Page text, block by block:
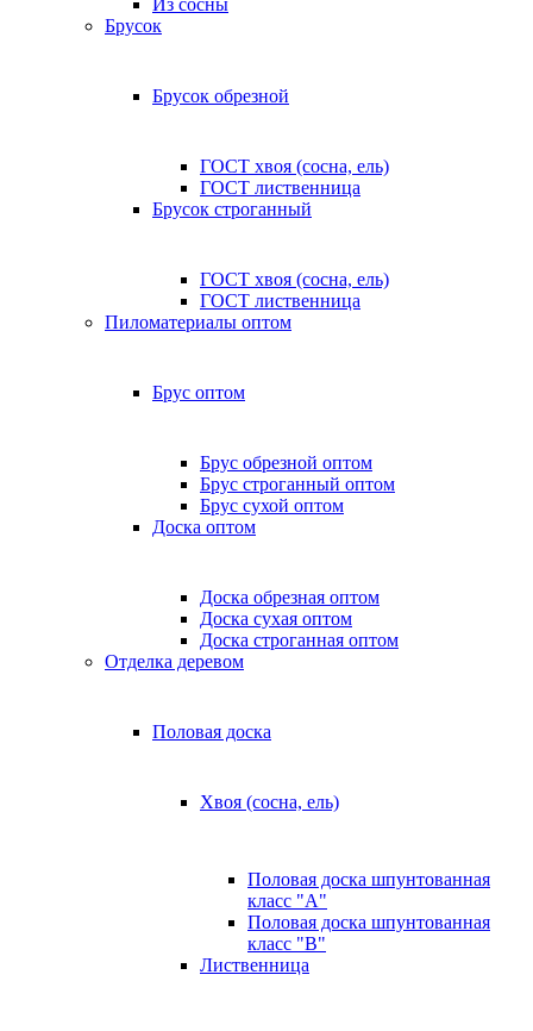
Из сосны
Брусок
Брусок обрезной
ГОСТ хвоя (сосна, ель)
ГОСТ лиственница
Брусок строганный
ГОСТ хвоя (сосна, ель)
ГОСТ лиственница
Пиломатериалы оптом
Брус оптом
Брус обрезной оптом
Брус строганный оптом
Брус сухой оптом
Доска оптом
Доска обрезная оптом
Доска сухая оптом
Доска строганная оптом
Отделка деревом
Половая доска
Хвоя (сосна, ель)
Половая доска шпунтованная
класс "А"
Половая доска шпунтованная
класс "B"
Лиственница